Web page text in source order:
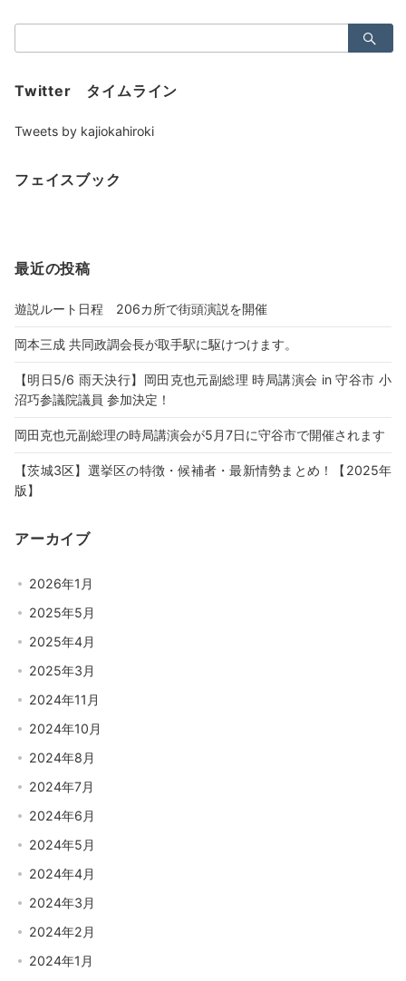
索：
Twitter タイムライン
Tweets by kajiokahiroki
フェイスブック
最近の投稿
遊説ルート日程 206カ所で街頭演説を開催
岡本三成 共同政調会長が取手駅に駆けつけます。
【明日5/6 雨天決行】岡田克也元副総理 時局講演会 in 守谷市 小
沼巧参議院議員 参加決定！
岡田克也元副総理の時局講演会が5月7日に守谷市で開催されます
【茨城3区】選挙区の特徴・候補者・最新情勢まとめ！【2025年
版】
アーカイブ
2026年1月
2025年5月
2025年4月
2025年3月
2024年11月
2024年10月
2024年8月
2024年7月
2024年6月
2024年5月
2024年4月
2024年3月
2024年2月
2024年1月